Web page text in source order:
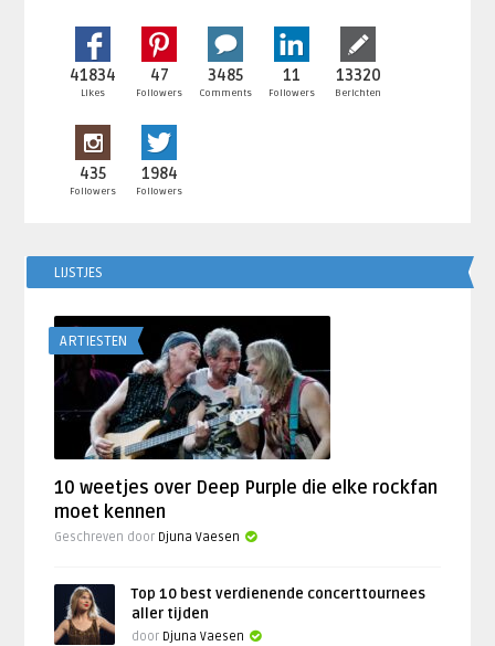
41834
Likes
47
Followers
3485
Comments
11
Followers
13320
Berichten
435
Followers
1984
Followers
LIJSTJES
ARTIESTEN
10 weetjes over Deep Purple die elke rockfan
moet kennen
Geschreven door Djuna Vaesen
Top 10 best verdienende concerttournees
aller tijden
door Djuna Vaesen